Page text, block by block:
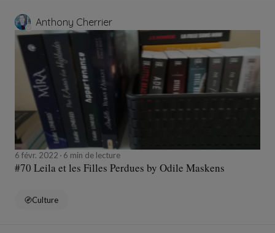
Anthony Cherrier
6 févr. 2022 6 min de lecture
#70 Leila et les Filles Perdues by Odile Maskens
Culture